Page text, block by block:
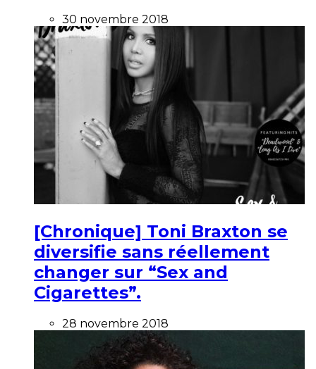
30 novembre 2018
[Chronique] Toni Braxton se
diversifie sans réellement
changer sur “Sex and
Cigarettes”.
28 novembre 2018